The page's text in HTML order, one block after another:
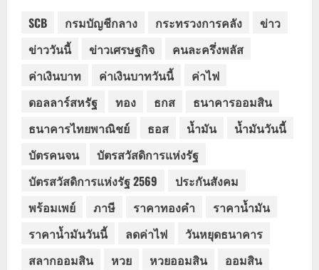
SCB กรมบัญชีกลาง กระทรวงการคลัง
ข่าว
ข่าววันนี้
ข่าวเศรษฐกิจ
คนละครึ่งพลัส
ค่าเงินบาท
ค่าเงินบาทวันนี้
ค่าไฟ
ดอลลาร์สหรัฐ
ทอง ธกส
ธนาคารออมสิน
ธนาคารไทยพาณิชย์
ธอส น้ำมัน
น้ำมันวันนี้
บัตรคนจน
บัตรสวัสดิการแห่งรัฐ
บัตรสวัสดิการแห่งรัฐ 2569
ประกันสังคม
พร้อมเพย์
ภาษี ราคาทองคำ
ราคาน้ำมัน
ราคาน้ำมันวันนี้
ลดค่าไฟ
วันหยุดธนาคาร
สลากออมสิน
หวย หวยออมสิน
ออมสิน